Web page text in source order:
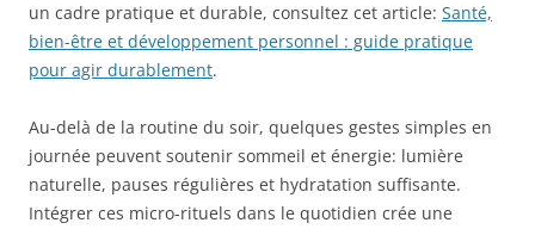
un cadre pratique et durable, consultez cet article: Santé,
bien-être et développement personnel : guide pratique
pour agir durablement.
Au-delà de la routine du soir, quelques gestes simples en
journée peuvent soutenir sommeil et énergie: lumière
naturelle, pauses régulières et hydratation suffisante.
Intégrer ces micro-rituels dans le quotidien crée une